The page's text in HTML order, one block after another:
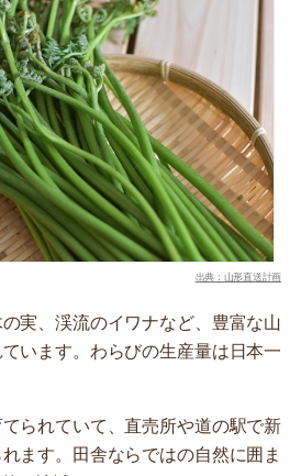
出典：山形直送計画
実、渓流のイワナなど、豊富な山
います。わらびの生産量は日本一
られていて、直売所や道の駅で新
ます。田舎ならではの自然に囲ま